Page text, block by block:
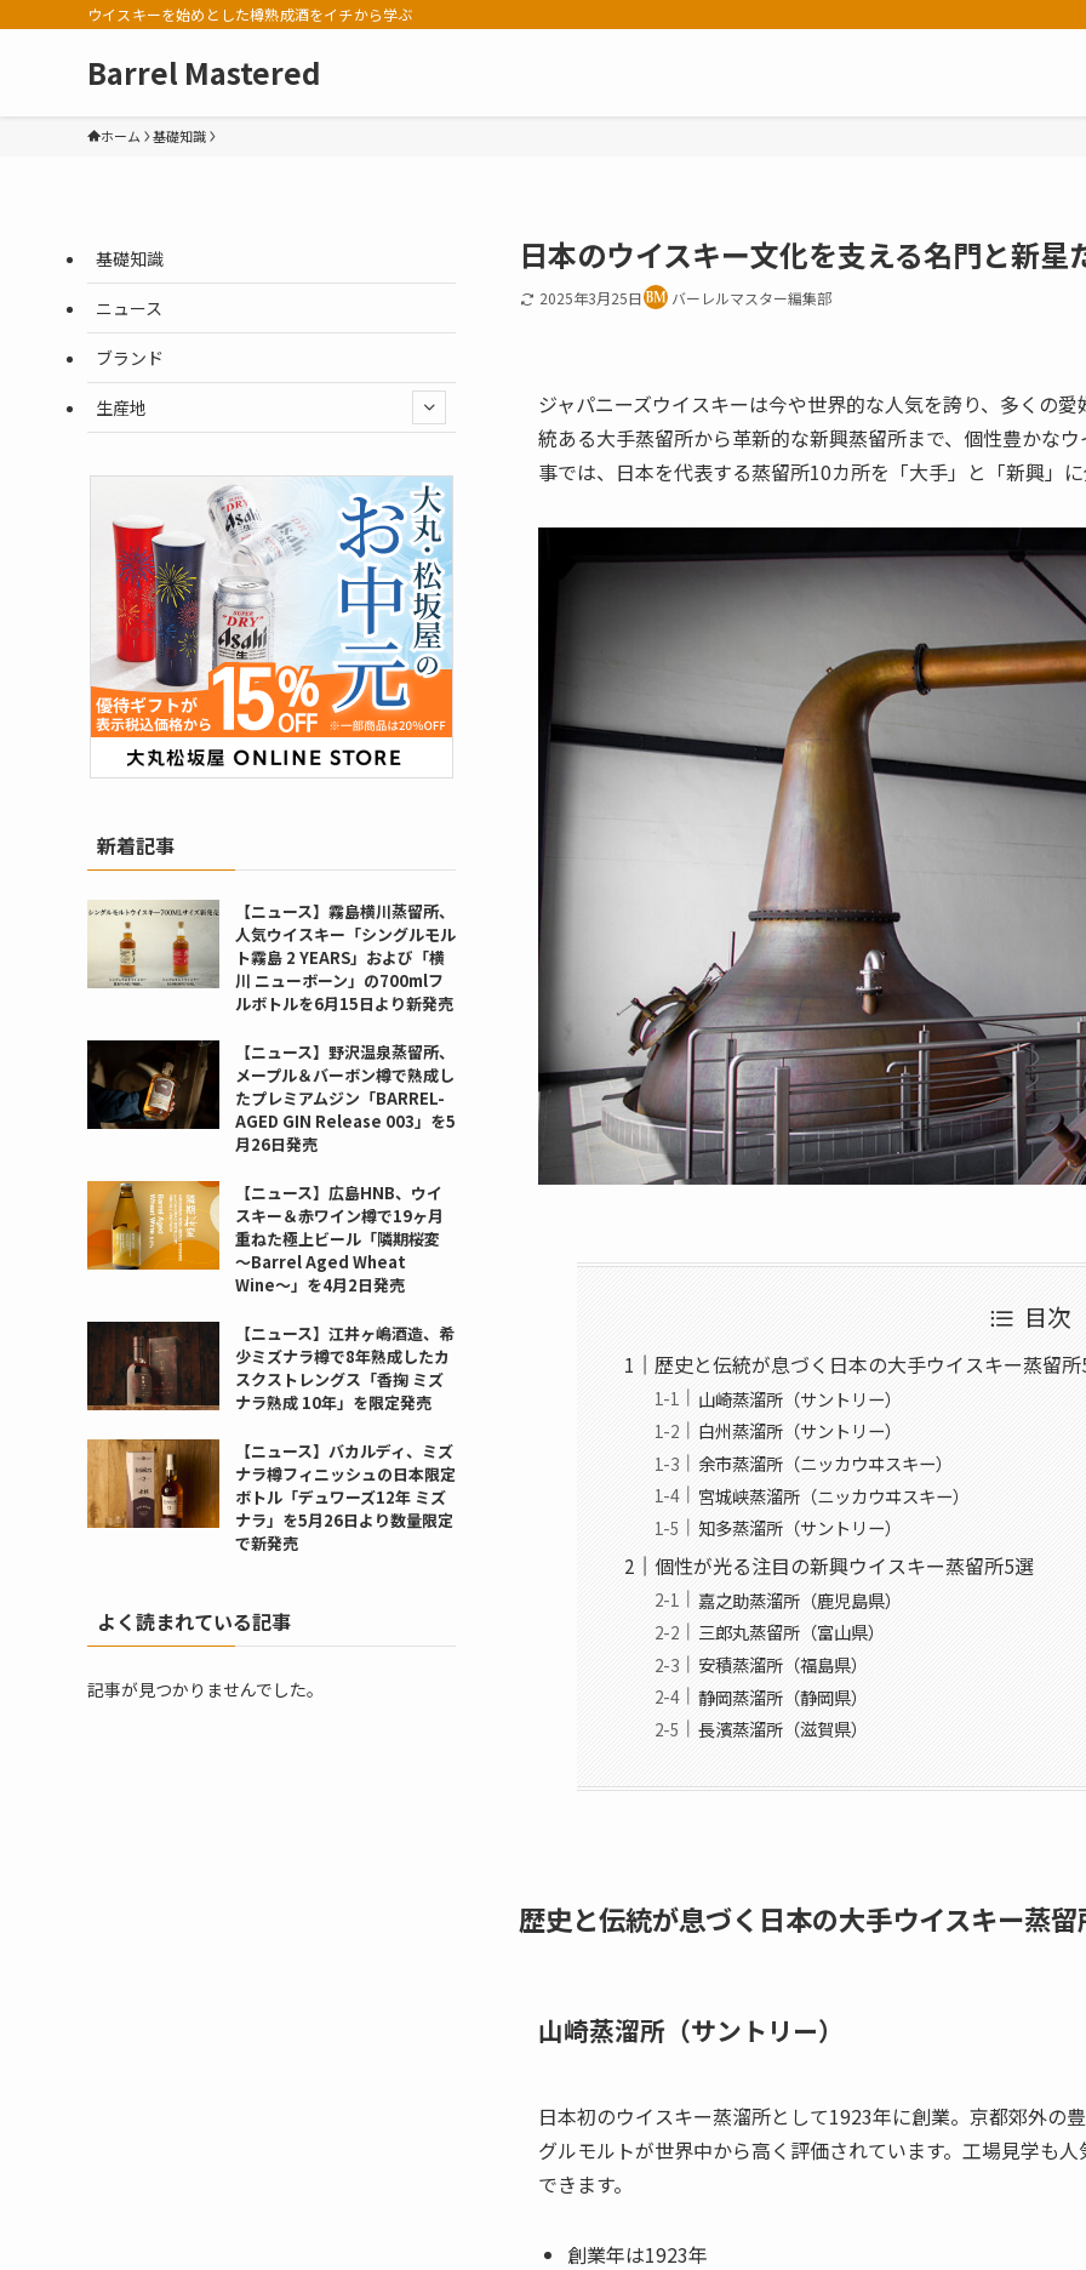
ウイスキーを始めとした樽熟成酒をイチから学ぶ
Barrel Mastered
ホーム 基礎知識
日本のウイスキー文化を支える名門と新
2025年3月25日 バーレルマスター編集部
ジャパニーズウイスキーは今や世界的な人気を誇り、多くの
統ある大手蒸留所から革新的な新興蒸留所まで、個性豊かな
事では、日本を代表する蒸留所10カ所を「大手」と「新興」
目次
歴史と伝統が息づく日本の大手ウイスキー蒸留
山崎蒸溜所（サントリー）
白州蒸溜所（サントリー）
余市蒸溜所（ニッカウヰスキー）
宮城峡蒸溜所（ニッカウヰスキー）
知多蒸溜所（サントリー）
個性が光る注目の新興ウイスキー蒸留所5選
嘉之助蒸溜所（鹿児島県）
三郎丸蒸留所（富山県）
安積蒸溜所（福島県）
静岡蒸溜所（静岡県）
長濱蒸溜所（滋賀県）
歴史と伝統が息づく日本の大手ウイスキー蒸
山崎蒸溜所（サントリー）
日本初のウイスキー蒸溜所として1923年に創業。京都郊外の
グルモルトが世界中から高く評価されています。工場見学も
できます。
創業年は1923年
基礎知識
ニュース
ブランド
生産地
新着記事
【ニュース】霧島横川蒸留所、
人気ウイスキー「シングルモル
ト霧島 2 YEARS」および「横
川 ニューボーン」の700mlフ
ルボトルを6月15日より新発売
【ニュース】野沢温泉蒸留所、
メープル＆バーボン樽で熟成し
たプレミアムジン「BARREL-
AGED GIN Release 003」を5
月26日発売
【ニュース】広島HNB、ウイ
スキー＆赤ワイン樽で19ヶ月
重ねた極上ビール「隣期桜変
〜Barrel Aged Wheat
Wine〜」を4月2日発売
【ニュース】江井ヶ嶋酒造、希
少ミズナラ樽で8年熟成したカ
スクストレングス「香掬 ミズ
ナラ熟成 10年」を限定発売
【ニュース】バカルディ、ミズ
ナラ樽フィニッシュの日本限定
ボトル「デュワーズ12年 ミズ
ナラ」を5月26日より数量限定
で新発売
よく読まれている記事
記事が見つかりませんでした。